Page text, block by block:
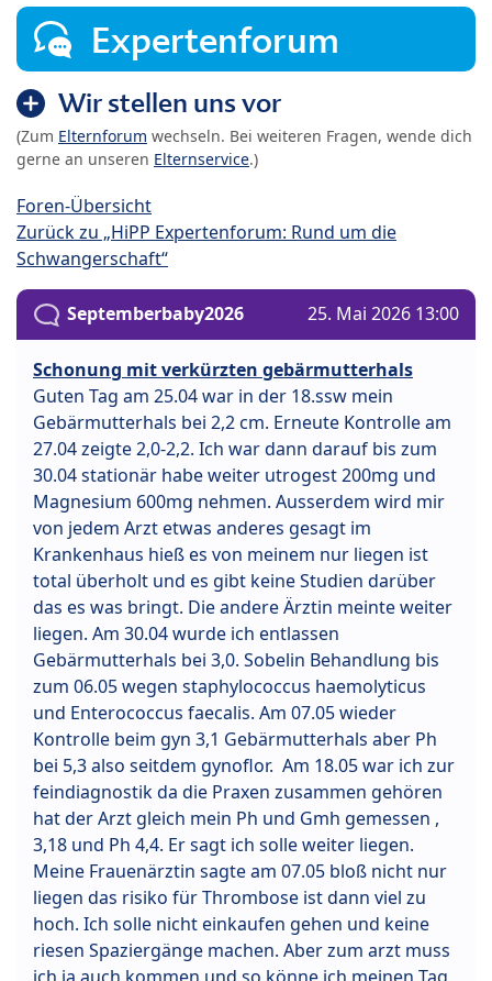
Expertenforum
Wir stellen uns vor
(Zum Elternforum wechseln. Bei weiteren Fragen, wende dich
gerne an unseren Elternservice.)
Foren-Übersicht
Zurück zu „HiPP Expertenforum: Rund um die
Schwangerschaft“
Septemberbaby2026 25. Mai 2026 13:00
Schonung mit verkürzten gebärmutterhals
Guten Tag am 25.04 war in der 18.ssw mein
Gebärmutterhals bei 2,2 cm. Erneute Kontrolle am
27.04 zeigte 2,0-2,2. Ich war dann darauf bis zum
30.04 stationär habe weiter utrogest 200mg und
Magnesium 600mg nehmen. Ausserdem wird mir
von jedem Arzt etwas anderes gesagt im
Krankenhaus hieß es von meinem nur liegen ist
total überholt und es gibt keine Studien darüber
das es was bringt. Die andere Ärztin meinte weiter
liegen. Am 30.04 wurde ich entlassen
Gebärmutterhals bei 3,0. Sobelin Behandlung bis
zum 06.05 wegen staphylococcus haemolyticus
und Enterococcus faecalis. Am 07.05 wieder
Kontrolle beim gyn 3,1 Gebärmutterhals aber Ph
bei 5,3 also seitdem gynoflor. Am 18.05 war ich zur
feindiagnostik da die Praxen zusammen gehören
hat der Arzt gleich mein Ph und Gmh gemessen ,
3,18 und Ph 4,4. Er sagt ich solle weiter liegen.
Meine Frauenärztin sagte am 07.05 bloß nicht nur
liegen das risiko für Thrombose ist dann viel zu
hoch. Ich solle nicht einkaufen gehen und keine
riesen Spaziergänge machen. Aber zum arzt muss